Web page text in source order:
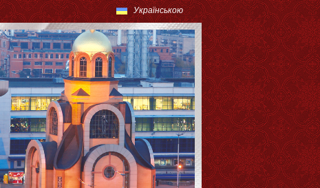
Українською